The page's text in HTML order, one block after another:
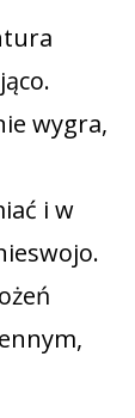
wygra,
i w